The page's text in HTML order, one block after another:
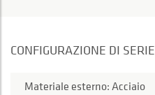
CONFIGURAZIONE DI SERIE
Materiale esterno: Acciaio